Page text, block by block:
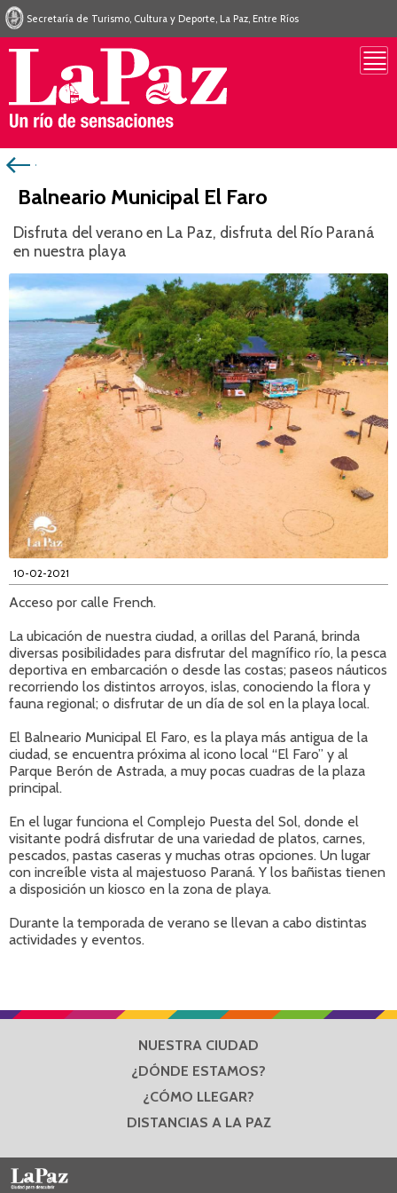
Secretaría de Turismo, Cultura y Deporte, La Paz, Entre Ríos
Balneario Municipal El Faro
Disfruta del verano en La Paz, disfruta del Río Paraná
en nuestra playa
10-02-2021
Acceso por calle French.
La ubicación de nuestra ciudad, a orillas del Paraná, brinda
diversas posibilidades para disfrutar del magnífico río, la pesca
deportiva en embarcación o desde las costas; paseos náuticos
recorriendo los distintos arroyos, islas, conociendo la flora y
fauna regional; o disfrutar de un día de sol en la playa local.
El Balneario Municipal El Faro, es la playa más antigua de la
ciudad, se encuentra próxima al icono local “El Faro” y al
Parque Berón de Astrada, a muy pocas cuadras de la plaza
principal.
En el lugar funciona el Complejo Puesta del Sol, donde el
visitante podrá disfrutar de una variedad de platos, carnes,
pescados, pastas caseras y muchas otras opciones. Un lugar
con increíble vista al majestuoso Paraná. Y los bañistas tienen
a disposición un kiosco en la zona de playa.
Durante la temporada de verano se llevan a cabo distintas
actividades y eventos.
NUESTRA CIUDAD
¿DÓNDE ESTAMOS?
¿CÓMO LLEGAR?
DISTANCIAS A LA PAZ